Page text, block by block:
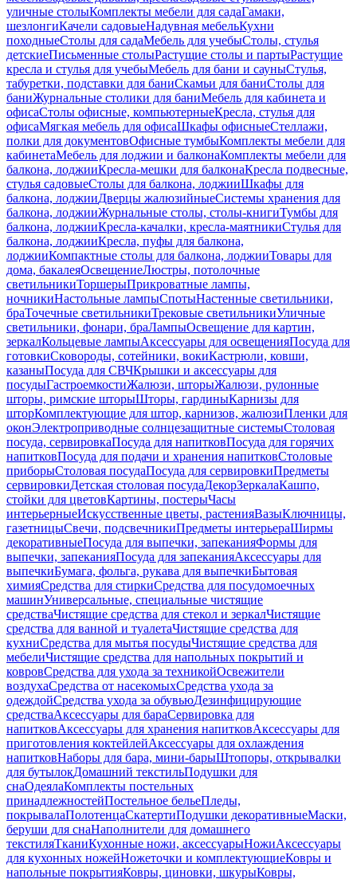
уличные столыКомплекты мебели для садаГамаки,
шезлонгиКачели садовыеНадувная мебельКухни
походныеСтолы для садаМебель для учебыСтолы, стулья
детскиеПисьменные столыРастущие столы и партыРастущие
кресла и стулья для учебыМебель для бани и сауныСтулья,
табуретки, подставки для баниСкамьи для баниСтолы для
баниЖурнальные столики для баниМебель для кабинета и
офисаСтолы офисные, компьютерныеКресла, стулья для
офисаМягкая мебель для офисаШкафы офисныеСтеллажи,
полки для документовОфисные тумбыКомплекты мебели для
кабинетаМебель для лоджии и балконаКомплекты мебели для
балкона, лоджииКресла-мешки для балконаКресла подвесные,
стулья садовыеСтолы для балкона, лоджииШкафы для
балкона, лоджииДверцы жалюзийныеСистемы хранения для
балкона, лоджииЖурнальные столы, столы-книгиТумбы для
балкона, лоджииКресла-качалки, кресла-маятникиСтулья для
балкона, лоджииКресла, пуфы для балкона,
лоджииКомпактные столы для балкона, лоджииТовары для
дома, бакалеяОсвещениеЛюстры, потолочные
светильникиТоршерыПрикроватные лампы,
ночникиНастольные лампыСпотыНастенные светильники,
браТочечные светильникиТрековые светильникиУличные
светильники, фонари, браЛампыОсвещение для картин,
зеркалКольцевые лампыАксессуары для освещенияПосуда для
готовкиСковороды, сотейники, вокиКастрюли, ковши,
казаныПосуда для СВЧКрышки и аксессуары для
посудыГастроемкостиЖалюзи, шторыЖалюзи, рулонные
шторы, римские шторыШторы, гардиныКарнизы для
шторКомплектующие для штор, карнизов, жалюзиПленки для
оконЭлектроприводные солнцезащитные системыСтоловая
посуда, сервировкаПосуда для напитковПосуда для горячих
напитковПосуда для подачи и хранения напитковСтоловые
приборыСтоловая посудаПосуда для сервировкиПредметы
сервировкиДетская столовая посудаДекорЗеркалаКашпо,
стойки для цветовКартины, постерыЧасы
интерьерныеИскусственные цветы, растенияВазыКлючницы,
газетницыСвечи, подсвечникиПредметы интерьераШирмы
декоративныеПосуда для выпечки, запеканияФормы для
выпечки, запеканияПосуда для запеканияАксессуары для
выпечкиБумага, фольга, рукава для выпечкиБытовая
химияСредства для стиркиСредства для посудомоечных
машинУниверсальные, специальные чистящие
средстваЧистящие средства для стекол и зеркалЧистящие
средства для ванной и туалетаЧистящие средства для
кухниСредства для мытья посудыЧистящие средства для
мебелиЧистящие средства для напольных покрытий и
ковровСредства для ухода за техникойОсвежители
воздухаСредства от насекомыхСредства ухода за
одеждойСредства ухода за обувьюДезинфицирующие
средстваАксессуары для бараСервировка для
напитковАксессуары для хранения напитковАксессуары для
приготовления коктейлейАксессуары для охлаждения
напитковНаборы для бара, мини-барыШтопоры, открывалки
для бутылокДомашний текстильПодушки для
снаОдеялаКомплекты постельных
принадлежностейПостельное бельеПледы,
покрывалаПолотенцаСкатертиПодушки декоративныеМаски,
беруши для снаНаполнители для домашнего
текстиляТканиКухонные ножи, аксессуарыНожиАксессуары
для кухонных ножейНожеточки и комплектующиеКовры и
напольные покрытияКовры, циновки, шкурыКовры,